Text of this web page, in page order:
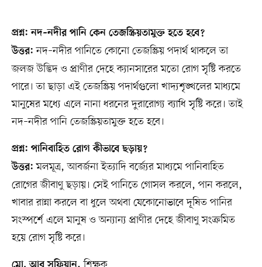
প্রশ্ন: নদ–নদীর পানি কেন তেজস্ক্রিয়তামুক্ত হতে হবে?
উত্তর:নদ–নদীর পানিতে কোনো তেজস্ক্রিয় পদার্থ থাকলে তা
জলজ উদ্ভিদ ও প্রাণীর দেহে ক্যানসারের মতো রোগ সৃষ্টি করতে
পারে। তা ছাড়া এই তেজস্ক্রিয় পদার্থগুলো খাদ্যশৃঙ্খলের মাধ্যমে
মানুষের মধ্যে এলে নানা ধরনের দুরারোগ্য ব্যাধি সৃষ্টি করে। তাই
নদ–নদীর পানি তেজস্ক্রিয়তামুক্ত হতে হবে।
প্রশ্ন: পানিবাহিত রোগ কীভাবে ছড়ায়?
উত্তর:মলমূত্র, আবর্জনা ইত্যাদি বর্জ্যের মাধ্যমে পানিবাহিত
রোগের জীবাণু ছড়ায়। সেই পানিতে গোসল করলে, পান করলে,
খাবার রান্না করলে বা ধুলে অথবা যেকোনোভাবে দূষিত পানির
সংস্পর্শে এলে মানুষ ও অন্যান্য প্রাণীর দেহে জীবাণু সংক্রমিত
হয়ে রোগ সৃষ্টি করে।